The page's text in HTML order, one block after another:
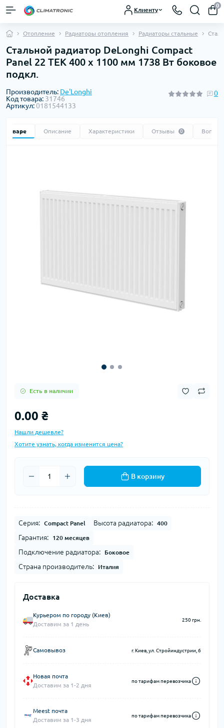
Клиенту
0
Отопление Радиаторы отопления Радиаторы стальные
Стальной радиатор DeLonghi Compact
Panel 22 TEK 400 x 1100 мм 1738 Вт боковое
подкл.
Производитель: De'Longhi
Код товара: 31746
Артикул:0181544133
0
товаре Описание Характеристики Отзывы 0
Есть в наличии
0.00 ₴
Нашли дешевле?
Хотите узнать, когда изменится цена?
В корзину
Серия: Compact Panel Высота радиатора: 400
Гарантия: 120 месяцев
Подключение радиатора: Боковое
Страна производитель: Италия
Доставка
Курьером по городу (Киев)
Доставим за 1 день
250 грн.
Самовывоз г. Киев, ул. Стройиндустрии, 6
Новая почта
Доставим за 1-2 дня
по тарифам перевозчика
Meest почта
Доставим за 1-3 дня
по тарифам перевозчика